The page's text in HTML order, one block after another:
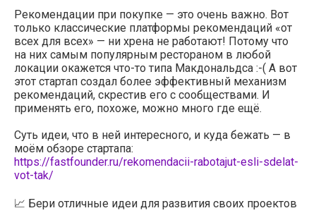
Рекомендации при покупке — это очень важно. Вот
только классические платформы рекомендаций «от
всех для всех» — ни хрена не работают! Потому что
на них самым популярным рестораном в любой
локации окажется что-то типа Макдональдса :-( А вот
этот стартап создал более эффективный механизм
рекомендаций, скрестив его с сообществами. И
применять его, похоже, можно много где ещё.
Суть идеи, что в ней интересного, и куда бежать — в
моём обзоре стартапа:
https://fastfounder.ru/rekomendacii-rabotajut-esli-sdelat-
vot-tak/
📈 Бери отличные идеи для развития своих проектов